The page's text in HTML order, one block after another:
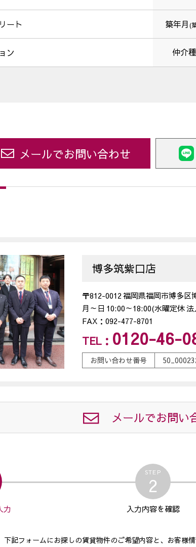
ート 築年月(
ン 仲介
メールでお問い合わせ
博多筑紫口店
〒812-0012 福岡県福岡市博多
月～日 10:00～18:00(水曜定休
FAX：092-477-8701
TEL： 0120-46-
お問い合わせ番号
メールでお問い
力
STEP
2
入力内容を確認
下記フォームにお探しの賃貸物件のご希望内容と、お客様